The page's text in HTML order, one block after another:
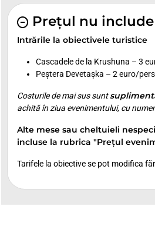
Prețul nu include
Intrările la obiectivele turistice
Cascadele de la Krushuna – 3
Peștera Devetașka – 2 euro/pers
Costurile de mai sus sunt
achită în ziua evenimentului, cu
Alte mese sau cheltuieli
incluse la rubrica "Prețul
Tarifele la obiective se pot modifica